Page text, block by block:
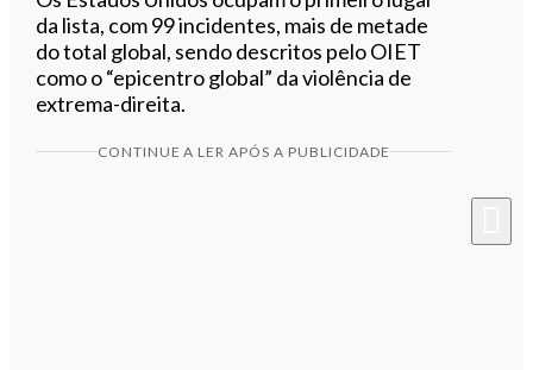
da lista, com 99 incidentes, mais de metade
do total global, sendo descritos pelo OIET
como o “epicentro global” da violência de
extrema-direita.
CONTINUE A LER APÓS A PUBLICIDADE